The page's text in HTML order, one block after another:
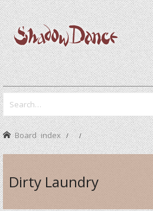
Board index
Dirty Laundry